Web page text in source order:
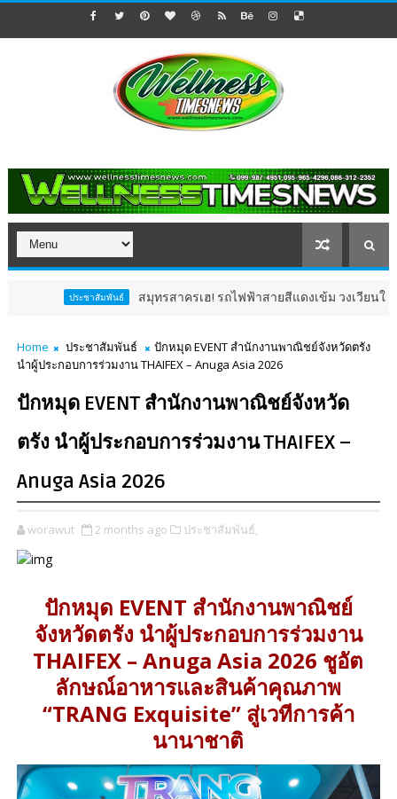
สมุทรสาครเฮ! รถไฟฟ้าสายสีแดงเข้ม วงเวียนใหญ่–มหาชัย
Home ประชาสัมพันธ์
ปักหมุด EVENT สำนักงานพาณิชย์จังหวัดตรัง
นำผู้ประกอบการร่วมงาน THAIFEX – Anuga Asia 2026
ปักหมุด EVENT สำนักงานพาณิชย์จังหวัด
ตรัง นำผู้ประกอบการร่วมงาน THAIFEX –
Anuga Asia 2026
worawut 2 months ago ประชาสัมพันธ์,
ปักหมุด EVENT สำนักงานพาณิชย์
จังหวัดตรัง นำผู้ประกอบการร่วมงาน
THAIFEX – Anuga Asia 2026 ชูอัต
ลักษณ์อาหารและสินค้าคุณภาพ
“TRANG Exquisite” สู่เวทีการค้า
นานาชาติ